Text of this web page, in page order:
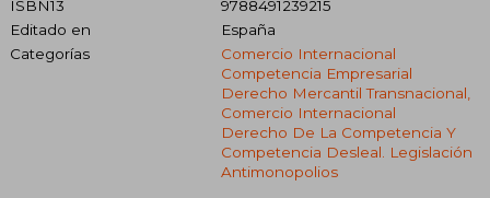
ISBN13
9788491239215
Editado en
España
Categorías
Comercio Internacional
Competencia Empresarial
Derecho Mercantil Transnacional,
Comercio Internacional
Derecho De La Competencia Y
Competencia Desleal. Legislación
Antimonopolios